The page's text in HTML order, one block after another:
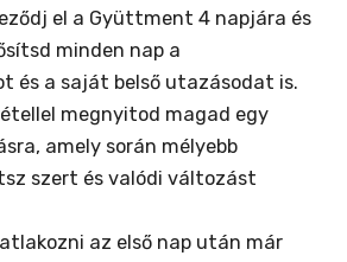
el a Gyüttment 4 napjára és
minden nap a
és a saját belső utazásodat is.
megnyitod magad egy
amely során mélyebb
szert és valódi változást
az első nap után már